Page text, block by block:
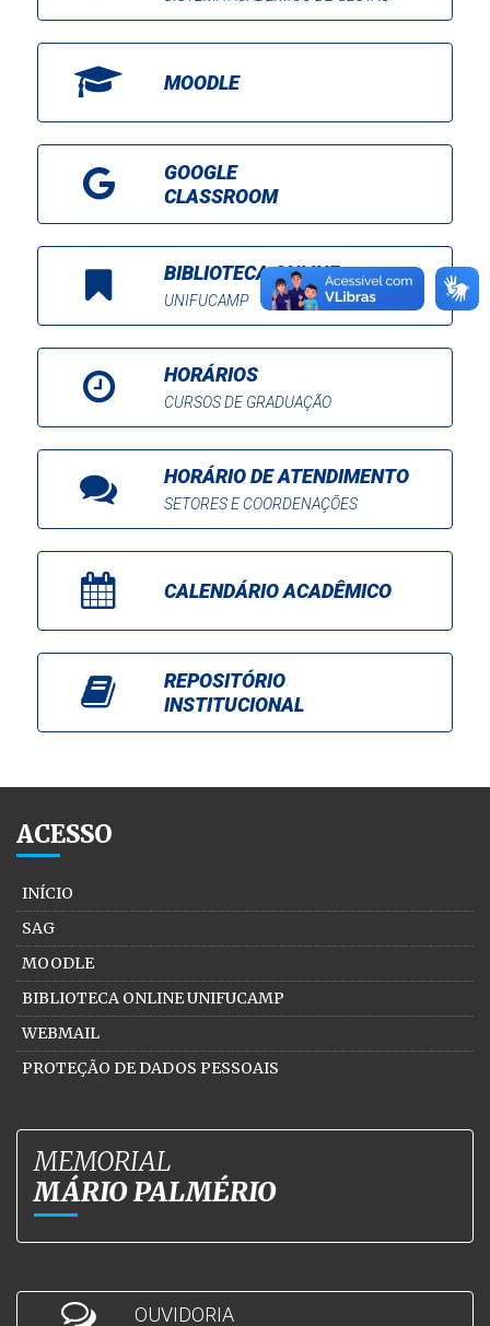
MOODLE
GOOGLE
CLASSROOM
BIBLIOTECA ONLINE
UNIFUCAMP
HORÁRIOS
CURSOS DE GRADUAÇÃO
HORÁRIO DE ATENDIMENTO
SETORES E COORDENAÇÕES
CALENDÁRIO ACADÊMICO
REPOSITÓRIO
INSTITUCIONAL
ACESSO
INÍCIO
SAG
MOODLE
BIBLIOTECA ONLINE UNIFUCAMP
WEBMAIL
PROTEÇÃO DE DADOS PESSOAIS
MEMORIAL
MÁRIO PALMÉRIO
OUVIDORIA